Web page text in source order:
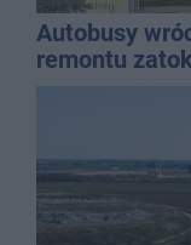
Autobusy
remontu